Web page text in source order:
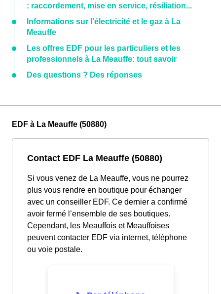
: raccordement, mise en service, résiliation...
Informations sur l'électricité et le gaz à La
Meauffe
Les offres EDF pour les particuliers et les
professionnels à La Meauffe: tout savoir
Des questions ? Des réponses
EDF à La Meauffe (50880)
Contact EDF La Meauffe (50880)
Si vous venez de La Meauffe, vous ne pourrez
plus vous rendre en boutique pour échanger
avec un conseiller EDF. Ce dernier a confirmé
avoir fermé l’ensemble de ses boutiques.
Cependant, les Meauffois et Meauffoises
peuvent contacter EDF via internet, téléphone
ou voie postale.